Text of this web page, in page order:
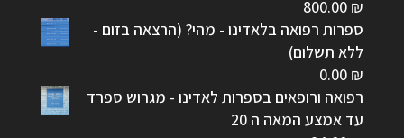
800.00 ₪
ספרות רפואה בלאדינו - מהי? (הרצאה בזום -
ללא תשלום)
0.00 ₪
רפואה ורופאים בספרות לאדינו - מגרוש ספרד
עד אמצע המאה ה 20